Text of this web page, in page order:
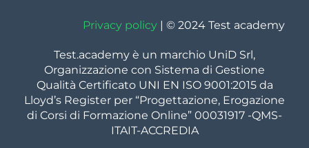
Privacy policy | © 2024 Test academy
Test.academy è un marchio UniD Srl,
Organizzazione con Sistema di Gestione
Qualità Certificato UNI EN ISO 9001:2015 da
Lloyd’s Register per “Progettazione, Erogazione
di Corsi di Formazione Online” 00031917 -QMS-
ITAIT-ACCREDIA